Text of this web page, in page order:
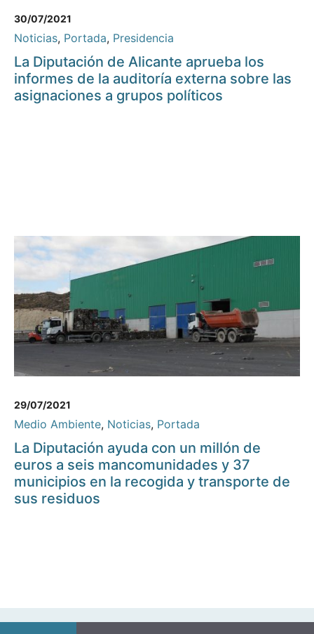
30/07/2021
Noticias, Portada, Presidencia
La Diputación de Alicante aprueba los
informes de la auditoría externa sobre las
asignaciones a grupos políticos
29/07/2021
Medio Ambiente, Noticias, Portada
La Diputación ayuda con un millón de
euros a seis mancomunidades y 37
municipios en la recogida y transporte de
sus residuos